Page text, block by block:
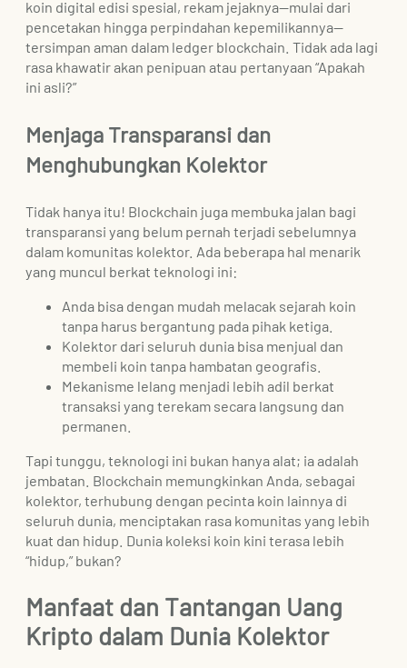
koin digital edisi spesial, rekam jejaknya—mulai dari
pencetakan hingga perpindahan kepemilikannya—
tersimpan aman dalam ledger blockchain. Tidak ada lagi
rasa khawatir akan penipuan atau pertanyaan “Apakah
ini asli?”
Menjaga Transparansi dan
Menghubungkan Kolektor
Tidak hanya itu! Blockchain juga membuka jalan bagi
transparansi yang belum pernah terjadi sebelumnya
dalam komunitas kolektor. Ada beberapa hal menarik
yang muncul berkat teknologi ini:
Anda bisa dengan mudah melacak sejarah koin
tanpa harus bergantung pada pihak ketiga.
Kolektor dari seluruh dunia bisa menjual dan
membeli koin tanpa hambatan geografis.
Mekanisme lelang menjadi lebih adil berkat
transaksi yang terekam secara langsung dan
permanen.
Tapi tunggu, teknologi ini bukan hanya alat; ia adalah
jembatan. Blockchain memungkinkan Anda, sebagai
kolektor, terhubung dengan pecinta koin lainnya di
seluruh dunia, menciptakan rasa komunitas yang lebih
kuat dan hidup. Dunia koleksi koin kini terasa lebih
“hidup,” bukan?
Manfaat dan Tantangan Uang
Kripto dalam Dunia Kolektor